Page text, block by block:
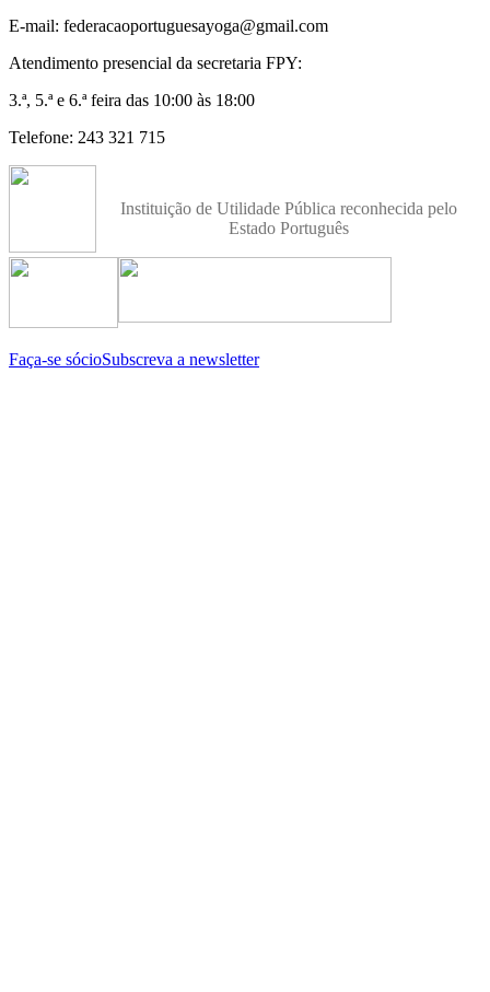
E-mail: federacaoportuguesayoga@gmail.com
Atendimento presencial da secretaria FPY:
3.ª, 5.ª e 6.ª feira das 10:00 às 18:00
Telefone: 243 321 715
Instituição de Utilidade Pública reconhecida pelo
Estado Português
Faça-se sócioSubscreva a newsletter